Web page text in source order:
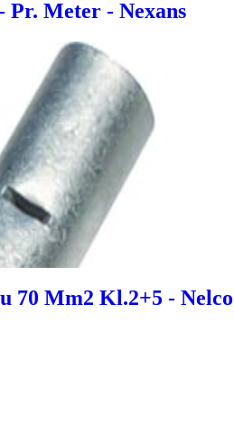
Pr. Meter - Nexans
70 Mm2 Kl.2+5 - Nelco